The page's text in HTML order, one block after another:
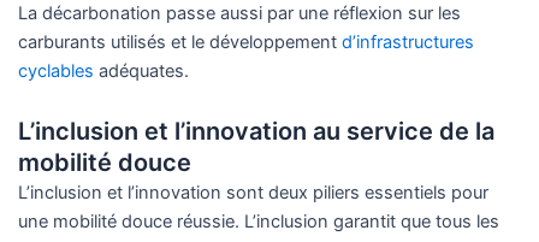
La décarbonation passe aussi par une réflexion sur les
carburants utilisés et le développement d’infrastructures
cyclables adéquates.
L’inclusion et l’innovation au service de la
mobilité douce
L’inclusion et l’innovation sont deux piliers essentiels pour
une mobilité douce réussie. L’inclusion garantit que tous les